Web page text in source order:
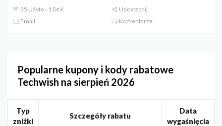
35 Użyto - 1 Dziś
Udostępnij
Email
Komentarze
Popularne kupony i kody rabatowe
Techwish na sierpień 2026
Typ
zniżki
Szczegóły rabatu
Data
wygaśnięcia